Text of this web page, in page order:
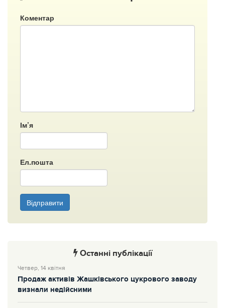
Коментар
Ім’я
Ел.пошта
Відправити
Останні публікації
Четвер, 14 квітня
Продаж активів Жашківського цукрового заводу
визнали недійсними